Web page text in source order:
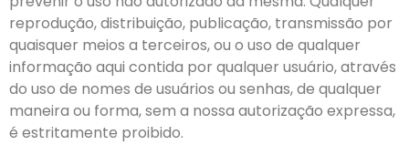
reprodução, distribuição, publicação, transmissão por
quaisquer meios a terceiros, ou o uso de qualquer
informação aqui contida por qualquer usuário, através
do uso de nomes de usuários ou senhas, de qualquer
maneira ou forma, sem a nossa autorização expressa,
é estritamente proibido.